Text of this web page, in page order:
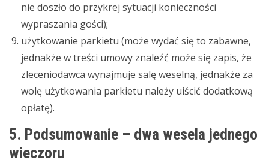
nie doszło do przykrej sytuacji konieczności
wypraszania gości);
użytkowanie parkietu (może wydać się to zabawne,
jednakże w treści umowy znaleźć może się zapis, że
zleceniodawca wynajmuje salę weselną, jednakże za
wolę użytkowania parkietu należy uiścić dodatkową
opłatę).
5. Podsumowanie – dwa wesela jednego
wieczoru